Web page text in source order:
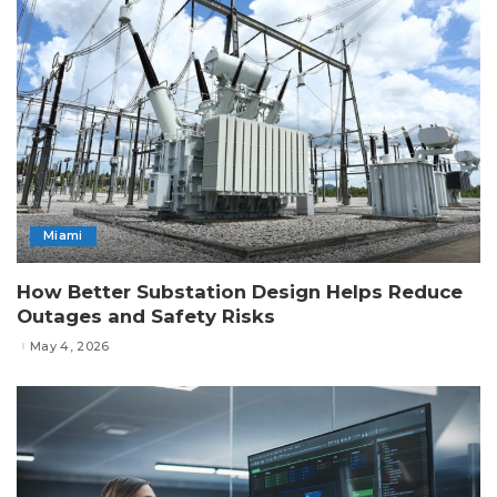
Miami
How Better Substation Design Helps Reduce
Outages and Safety Risks
May 4, 2026